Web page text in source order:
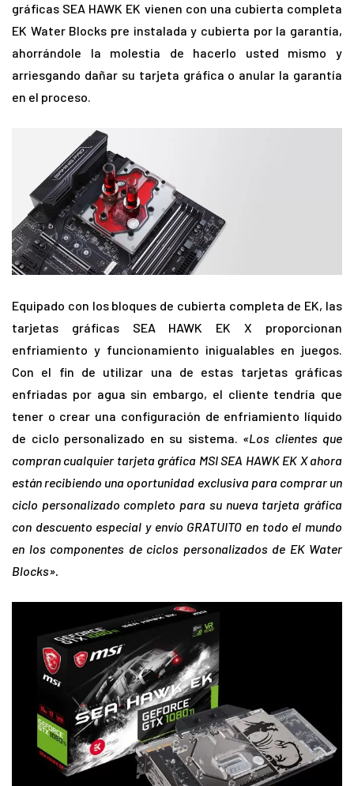
gráficas SEA HAWK EK vienen con una cubierta completa
EK Water Blocks pre instalada y cubierta por la garantía,
ahorrándole la molestia de hacerlo usted mismo y
arriesgando dañar su tarjeta gráfica o anular la garantía
en el proceso.
Equipado con los bloques de cubierta completa de EK, las
tarjetas gráficas SEA HAWK EK X proporcionan
enfriamiento y funcionamiento inigualables en juegos.
Con el fin de utilizar una de estas tarjetas gráficas
enfriadas por agua sin embargo, el cliente tendría que
tener o crear una configuración de enfriamiento líquido
de ciclo personalizado en su sistema. «Los clientes que
compran cualquier tarjeta gráfica MSI SEA HAWK EK X ahora
están recibiendo una oportunidad exclusiva para comprar un
ciclo personalizado completo para su nueva tarjeta gráfica
con descuento especial y envío GRATUITO en todo el mundo
en los componentes de ciclos personalizados de EK Water
Blocks».